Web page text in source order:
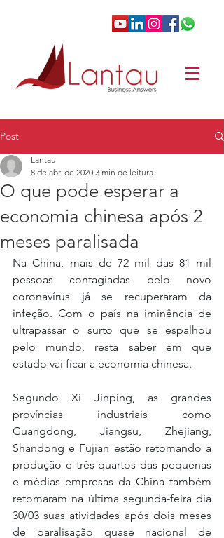
Post
O que pode esperar a
economia chinesa após 2
meses paralisada
Lantau
8 de abr. de 2020 3 min de leitura
Na China, mais de 72 mil das 81 mil
pessoas contagiadas pelo novo
coronavírus já se recuperaram da
infeção. Com o país na iminência de
ultrapassar o surto que se espalhou
pelo mundo, resta saber em que
estado vai ficar a economia chinesa.
Segundo Xi Jinping, as grandes
províncias industriais como
Guangdong, Jiangsu, Zhejiang,
Shandong e Fujian estão retomando a
produção e três quartos das pequenas
e médias empresas da China também
retomaram na última segunda-feira dia
30/03 suas atividades após dois meses
de paralisação quase nacional de